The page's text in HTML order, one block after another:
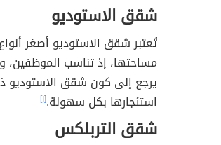
شقق الاستوديو
تُعتبر شقق الاستوديو أصغر
مساحتها، إذ تناسب الموظفين،
يرجع إلى كون شقق الاستوديو
استئجارها بكل سهولة.[١]
شقق التربلكس